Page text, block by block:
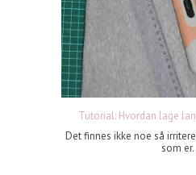
Tutorial: Hvordan lage
Det finnes ikke noe så
som